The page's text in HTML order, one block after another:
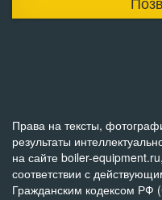
Права на тексты,
результаты
на сайте boiler-
соответствии с
Гражданским кодексом РФ